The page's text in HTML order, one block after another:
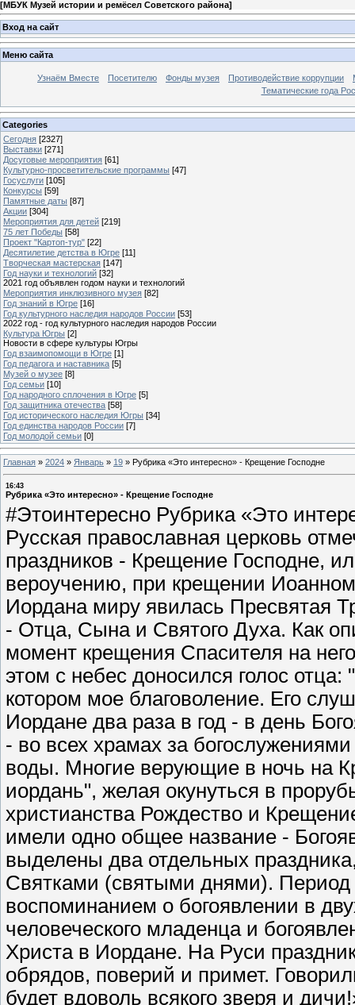
[МБУК Музей истории и ремёсел Советского района]
Вход на сайт
Меню сайта
Узнаём Вместе Посетителю Фонды музея Противодействие коррупции
Тематические года
Categories
Сегодня [2327]
Выставки [271]
Досуговые мероприятия [61]
Культурно-просветительские программы [47]
Госуслуги [105]
Конкурсы [59]
Памятные даты [87]
Акции [304]
Мероприятия для детей [219]
75 лет Победы [58]
Проект "Картоп-тур" [22]
Десятилетие детства в Югре [11]
Творческая мастерская [147]
Год науки и технологий [32]
2021 год объявлен годом науки и технологий
Мероприятия инклюзивного музея [82]
Год знаний в Югре [16]
Год культурного наследия народов России [53]
2022 год - год культурного наследия народов России
Культура Югры [2]
Новости в сфере культуры Югры
Год взаимопомощи в Югре [1]
Год педагога и наставника [5]
Музей о музее [8]
Год семьи [10]
Год народного сплочения в Югре [5]
Год защитника отечества [58]
Год исторического наследия Югры [34]
Год единства народов России [7]
Год молодой семьи [0]
Главная » 2024 » Январь » 19 » Рубрика «Это интересно» - Крещение Господне
16:43
Рубрика «Это интересно» - Крещение Господне
#Этоинтересно Рубрика «Это
Русская православная церковь
праздников - Крещение Господне,
вероучению, при крещении
Иордана миру явилась Пресвятая
- Отца, Сына и Святого Духа. Как
момент крещения Спасителя на
этом с небес доносился голос
котором мое благоволение. Его
Иордане два раза в год - в день
- во всех храмах за
воды. Многие верующие в ночь на
иордань", желая окунуться в
христианства Рождество и
имели одно общее название -
выделены два отдельных
Святками (святыми днями). Период
воспоминанием о богоявлении в
человеческого младенца и
Христа в Иордане. На Руси
обрядов, поверий и примет.
будет вдоволь всякого зверя и